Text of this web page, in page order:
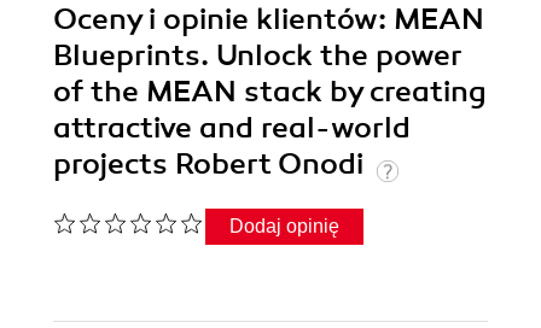
Oceny i opinie klientów: MEAN
Blueprints. Unlock the power
of the MEAN stack by creating
attractive and real-world
projects Robert Onodi
Dodaj opinię